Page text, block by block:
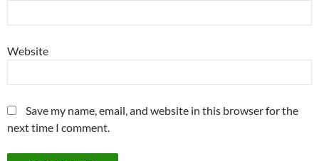
Website
Save my name, email, and website in this browser for the
next time I comment.